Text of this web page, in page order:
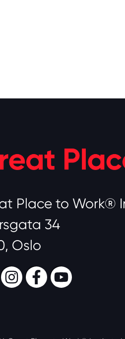
Place to Work®
34
Oslo